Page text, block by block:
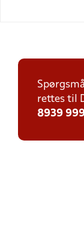
rettes til
8939